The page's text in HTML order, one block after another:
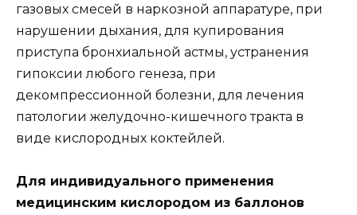
газовых смесей в наркозной аппаратуре, при
нарушении дыхания, для купирования
приступа бронхиальной астмы, устранения
гипоксии любого генеза, при
декомпрессионной болезни, для лечения
патологии желудочно-кишечного тракта в
виде кислородных коктейлей.
Для индивидуального применения
медицинским кислородом из баллонов